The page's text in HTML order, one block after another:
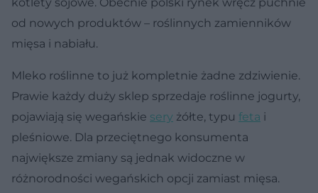
od nowych produktów – roślinnych zamienników
mięsa i nabiału.
Mleko roślinne to już kompletnie żadne zdziwienie.
Prawie każdy duży sklep sprzedaje roślinne jogurty,
pojawiają się wegańskie sery żółte, typu feta i
pleśniowe. Dla przeciętnego konsumenta
największe zmiany są jednak widoczne w
różnorodności wegańskich opcji zamiast mięsa.